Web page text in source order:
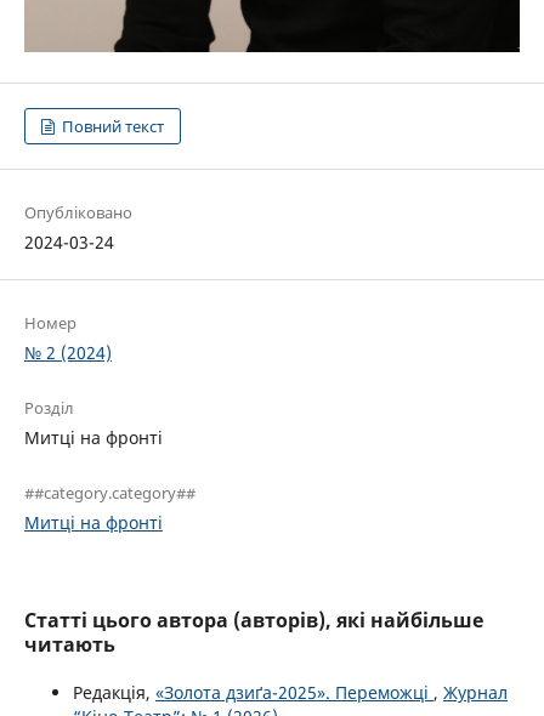
Повний текст
Опубліковано
2024-03-24
Номер
№ 2 (2024)
Розділ
Митці на фронті
##category.category##
Митці на фронті
Статті цього автора (авторів), які найбільше
читають
Редакція, «Золота дзиґа-2025». Переможці , Журнал